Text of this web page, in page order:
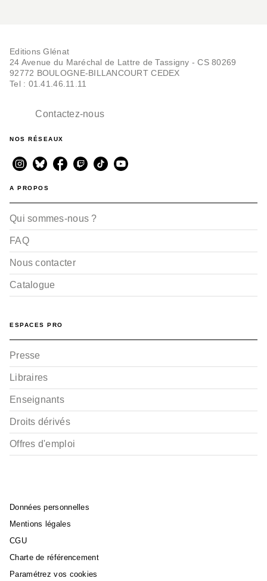
Editions Glénat
24 Avenue du Maréchal de Lattre de Tassigny - CS 80269
92772 BOULOGNE-BILLANCOURT CEDEX
Tel : 01.41.46.11.11
Contactez-nous
NOS RÉSEAUX
A PROPOS
Qui sommes-nous ?
FAQ
Nous contacter
Catalogue
ESPACES PRO
Presse
Libraires
Enseignants
Droits dérivés
Offres d'emploi
Données personnelles
Mentions légales
CGU
Charte de référencement
Paramétrez vos cookies